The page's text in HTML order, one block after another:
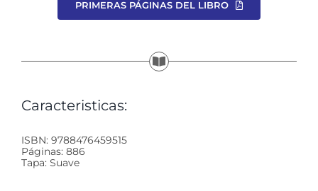
PRIMERAS PÁGINAS DEL LIBRO
Caracteristicas:
ISBN: 9788476459515
Páginas: 886
Tapa: Suave